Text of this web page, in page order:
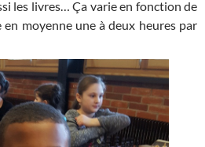
les livres… Ça varie en fonction de
en moyenne une à deux heures par